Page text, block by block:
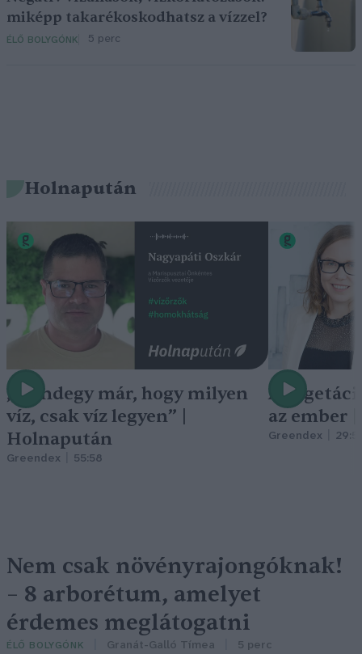
miképp takarékoskodhatsz a vízzel?
ÉLŐ BOLYGÓNK 5 perc
Holnapután
„Mindegy már, hogy milyen
víz, csak víz legyen” |
Holnapután
Greendex 55:58
A
az ember
Greendex
Nem csak növényrajongóknak!
– 8 arborétum, amelyet
érdemes meglátogatni
ÉLŐ BOLYGÓNK Granát-Galló Tímea 5 perc